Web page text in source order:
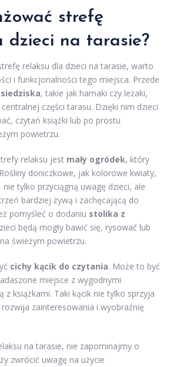
strefę
dzieci na tarasie?
relaksu dla dzieci na tarasie, warto
i funkcjonalności tego miejsca. Przede
, takie jak hamaki czy leżaki,
części tarasu. Dzięki nim dzieci
czytań książki lub po prostu
powietrzu.
relaksu jest mały ogródek, który
doniczkowe, jak kolorowe kwiaty,
nie tylko przyciągną uwagę dzieci, ale
bardziej żywą i zachęcającą do
pomyśleć o dodaniu stolika z
będą mogły bawić się, rysować lub
świeżym powietrzu.
cichy kącik do czytania. Może to być
miejsce z wygodnymi
z książkami. Taki kącik nie tylko sprzyja
zainteresowania i wyobraźnię
na tarasie, nie zapominajmy o
zwrócić uwagę na użycie